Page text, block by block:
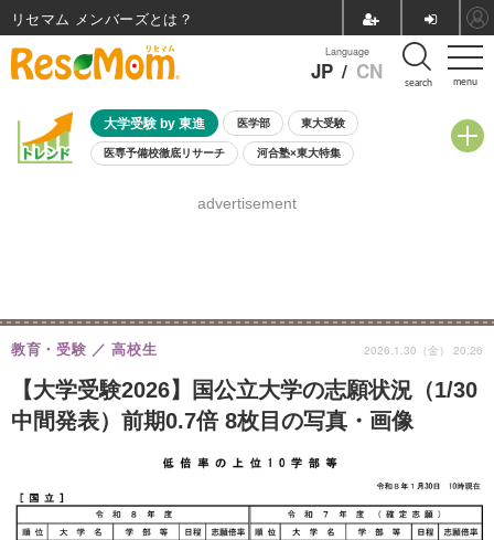
menu
Language
JP / CN search
大学受験 by 東進 医学部 東大受験
医専予備校徹底リサーチ 河合塾×東大特集
8月開催学校説明会・相談会
advertisement
【大学受験2026】国公立大学の志願状況（1/30
中間発表）前期0.7倍 8枚目の写真・画像
教育・受験 高校生 2026.1.30（金） 20:26
リセマム メンバーズ